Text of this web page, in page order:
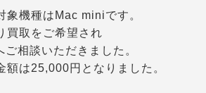
象機種はMac miniです。
買取をご希望され
相談いただきました。
額は25,000円となりました。